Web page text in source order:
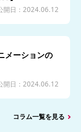
開日：2024.06.12
メーションの
開日：2024.06.12
コラム一覧を見る